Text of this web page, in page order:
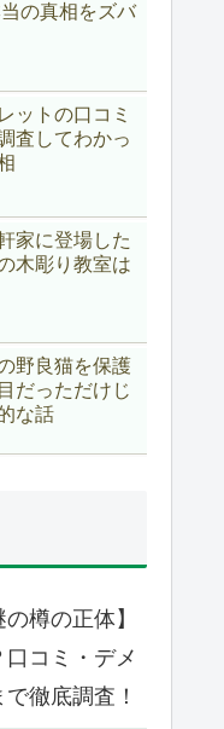
の真相をズバ
ットの口コミ
査してわかっ
家に登場した
木彫り教室は
野良猫を保護
だっただけじ
な話
樽の正体】
コミ・デメ
徹底調査！